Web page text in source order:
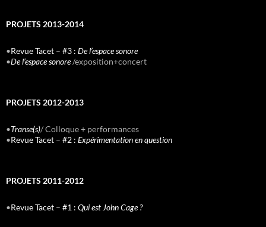
PROJETS 2013-2014
•Revue Tacet – #3 : De l’espace sonore
•De l’espace sonore/exposition+concert
PROJETS 2012-2013
•Transe(s)/ Colloque + performances
•Revue Tacet – #2 : Expérimentation en question
PROJETS 2011-2012
•Revue Tacet – #1 : Qui est John Cage ?